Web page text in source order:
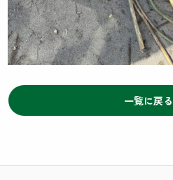
一覧に戻る